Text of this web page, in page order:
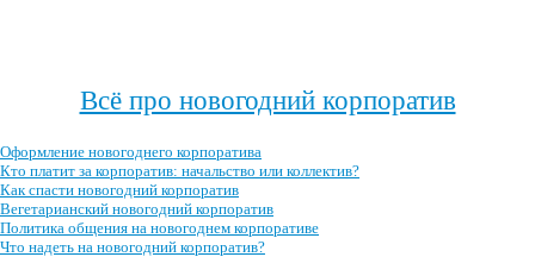
Всё про новогодний корпоратив
Оформление новогоднего корпоратива
Кто платит за корпоратив: начальство или коллектив?
Как спасти новогодний корпоратив
Вегетарианский новогодний корпоратив
Политика общения на новогоднем корпоративе
Что надеть на новогодний корпоратив?